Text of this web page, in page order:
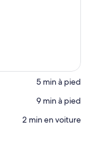
‪5 min à pied‬
‪9 min à pied‬
‪2 min en voiture‬